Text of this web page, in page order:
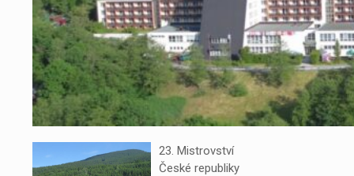
23. Mistrovství
České republiky